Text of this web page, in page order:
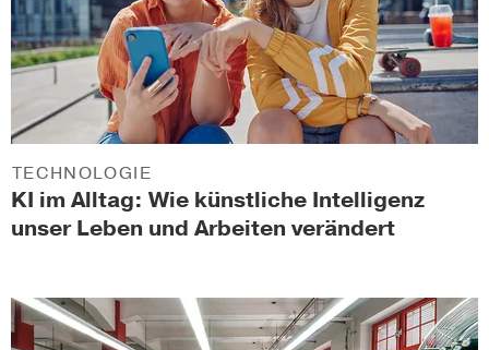
KI im Alltag: Wie künstliche Intelligenz
unser Leben und Arbeiten verändert
TECHNOLOGIE